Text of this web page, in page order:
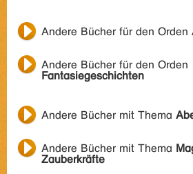
Andere Bücher für den Orden
Andere Bücher für den Orden
Fantasiegeschichten
Andere Bücher mit Thema
Andere Bücher mit Thema
Zauberkräfte